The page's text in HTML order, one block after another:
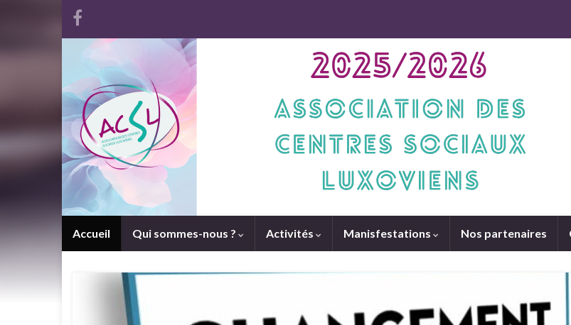
Accueil Qui sommes-nous ? Activités Manisfestations Nos partenaires